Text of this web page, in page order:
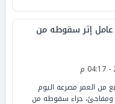
إثر سقوطه من
من العمر مصرعه اليوم
جراء سقوطه من